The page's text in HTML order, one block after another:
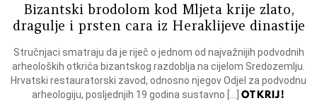
Bizantski brodolom kod Mljeta krije zlato,
dragulje i prsten cara iz Heraklijeve dinastije
Stručnjaci smatraju da je riječ o jednom od najvažnijih podvodnih
arheoloških otkrića bizantskog razdoblja na cijelom Sredozemlju.
Hrvatski restauratorski zavod, odnosno njegov Odjel za podvodnu
arheologiju, posljednjih 19 godina sustavno […] OTKRIJ!